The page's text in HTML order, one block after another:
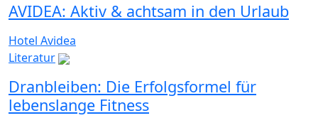
AVIDEA: Aktiv & achtsam in den Urlaub
Hotel Avidea
Literatur
Dranbleiben: Die Erfolgsformel für
lebenslange Fitness